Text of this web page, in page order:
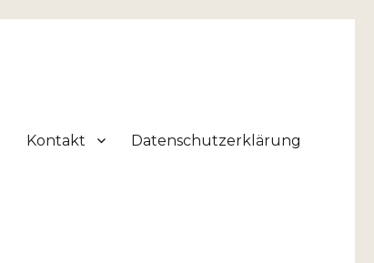
Kontakt Datenschutzerklärung